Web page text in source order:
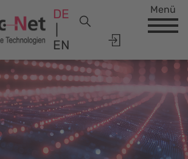
DE
EN
Menü